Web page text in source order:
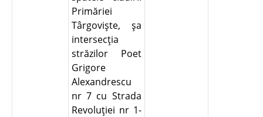
Primăriei
Târgovişte, şa
intersecţia
străzilor Poet
Grigore
Alexandrescu
nr 7 cu Strada
Revoluţiei nr 1-